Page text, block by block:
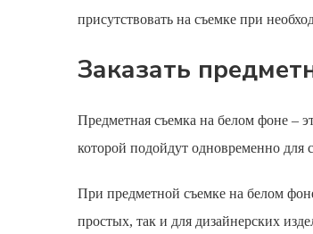
присутствовать на съемке при
Заказать
Предметная съемка на белом фоне –
которой подойдут одновременно для
При предметной съемке на белом
простых, так и для дизайнерских